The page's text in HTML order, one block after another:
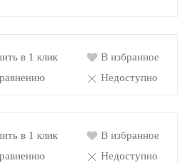
в 1 клик
В избранное
Недоступно
в 1 клик
В избранное
Недоступно